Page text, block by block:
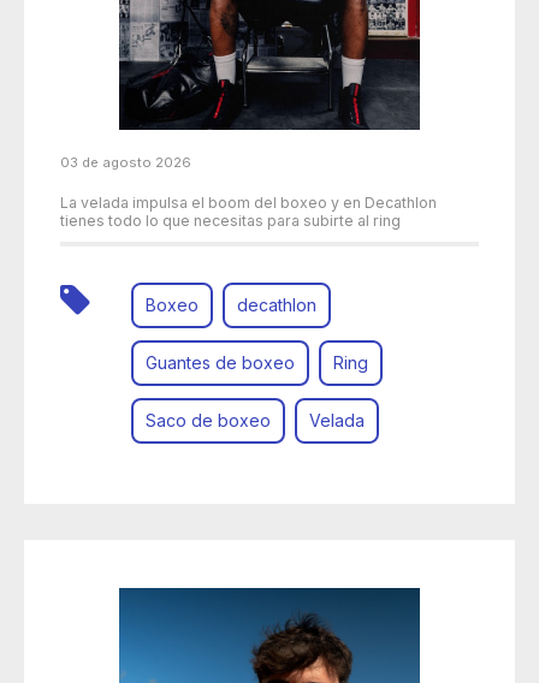
03 de agosto 2026
La velada impulsa el boom del boxeo y en Decathlon
tienes todo lo que necesitas para subirte al ring
Boxeo decathlon
Guantes de boxeo Ring
Saco de boxeo Velada